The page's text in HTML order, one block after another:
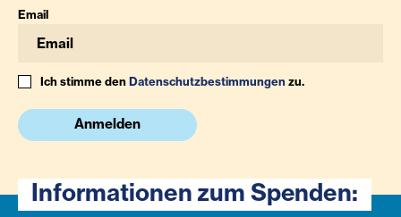
Email
Ich stimme denDatenschutzbestimmungenzu.
Anmelden
Informationen zum Spenden: